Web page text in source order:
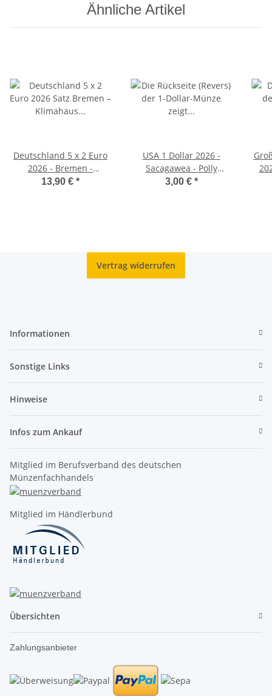
Ähnliche Artikel
Deutschland 5 x 2 Euro
2026 - Bremen -
Klimahaus Bremerhaven
13,90 € *
USA 1 Dollar 2026 -
Sacagawea - Polly
Cooper - P - unc.
3,00 € *
Vertrag widerrufen
Informationen
Sonstige Links
Hinweise
Infos zum Ankauf
Mitglied im Berufsverband des deutschen
Münzenfachhandels
Mitglied im Händlerbund
Übersichten
Zahlungsanbieter